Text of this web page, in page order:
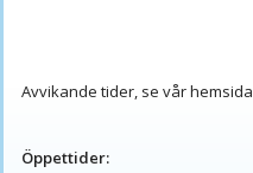
Avvikande tider, se vår hemsida
Öppettider: